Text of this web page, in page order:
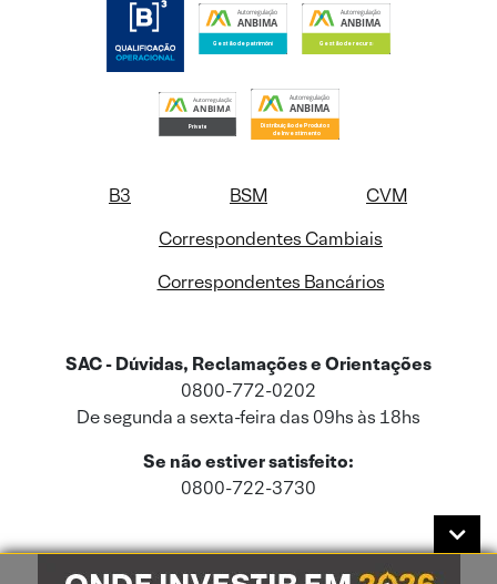
B3 BSM
CVM
Correspondentes Cambiais
Correspondentes Bancários
SAC - Dúvidas, Reclamações e Orientações
0800-772-0202
De segunda a sexta-feira das 09hs às 18hs
Se não estiver satisfeito:
0800-722-3730
Este site usa cookies e dados pessoais de acordo com a nossaPolítica de